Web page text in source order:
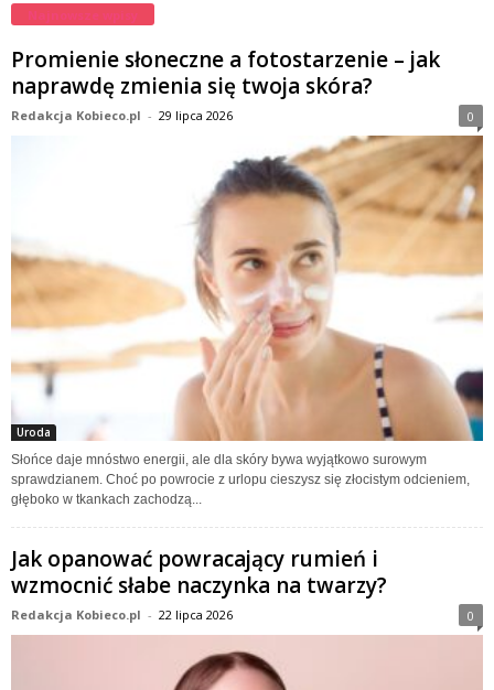
Najnowsze wpisy
Promienie słoneczne a fotostarzenie – jak
naprawdę zmienia się twoja skóra?
Redakcja Kobieco.pl - 29 lipca 2026 0
Uroda
Słońce daje mnóstwo energii, ale dla skóry bywa wyjątkowo surowym
sprawdzianem. Choć po powrocie z urlopu cieszysz się złocistym odcieniem,
głęboko w tkankach zachodzą...
Jak opanować powracający rumień i
wzmocnić słabe naczynka na twarzy?
Redakcja Kobieco.pl - 22 lipca 2026 0